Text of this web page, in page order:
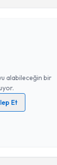
alabileceğin bir
Et
Aydınlatma Metni